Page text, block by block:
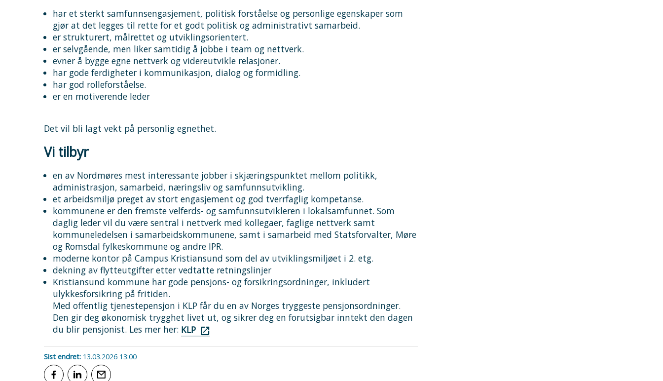
har et sterkt samfunnsengasjement, politisk forståelse og personlige egenskaper som
gjør at det legges til rette for et godt politisk og administrativt samarbeid.
er strukturert, målrettet og utviklingsorientert.
er selvgående, men liker samtidig å jobbe i team og nettverk.
evner å bygge egne nettverk og videreutvikle relasjoner.
har gode ferdigheter i kommunikasjon, dialog og formidling.
har god rolleforståelse.
er en motiverende leder
Det vil bli lagt vekt på personlig egnethet.
Vi tilbyr
en av Nordmøres mest interessante jobber i skjæringspunktet mellom politikk,
administrasjon, samarbeid, næringsliv og samfunnsutvikling.
et arbeidsmiljø preget av stort engasjement og god tverrfaglig kompetanse.
kommunene er den fremste velferds- og samfunnsutvikleren i lokalsamfunnet. Som
daglig leder vil du være sentral i nettverk med kollegaer, faglige nettverk samt
kommuneledelsen i samarbeidskommunene, samt i samarbeid med Statsforvalter, Møre
og Romsdal fylkeskommune og andre IPR.
moderne kontor på Campus Kristiansund som del av utviklingsmiljøet i 2. etg.
dekning av flytteutgifter etter vedtatte retningslinjer
Kristiansund kommune har gode pensjons- og forsikringsordninger, inkludert
ulykkesforsikring på fritiden.
Med offentlig tjenestepensjon i KLP får du en av Norges tryggeste pensjonsordninger.
Den gir deg økonomisk trygghet livet ut, og sikrer deg en forutsigbar inntekt den dagen
du blir pensjonist. Les mer her: KLP
Sist endret 13.03.2026 13:00